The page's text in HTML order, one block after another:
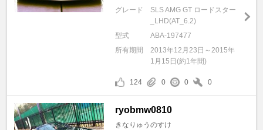
グレード
SLS AMG GT ロードスター
_LHD(AT_6.2)
型式
ABA-197477
所有期間
2013年12月23日～2015年
1月15日(約1年間)
124 0 0 0
ryobmw0810
きなりゅうのすけ